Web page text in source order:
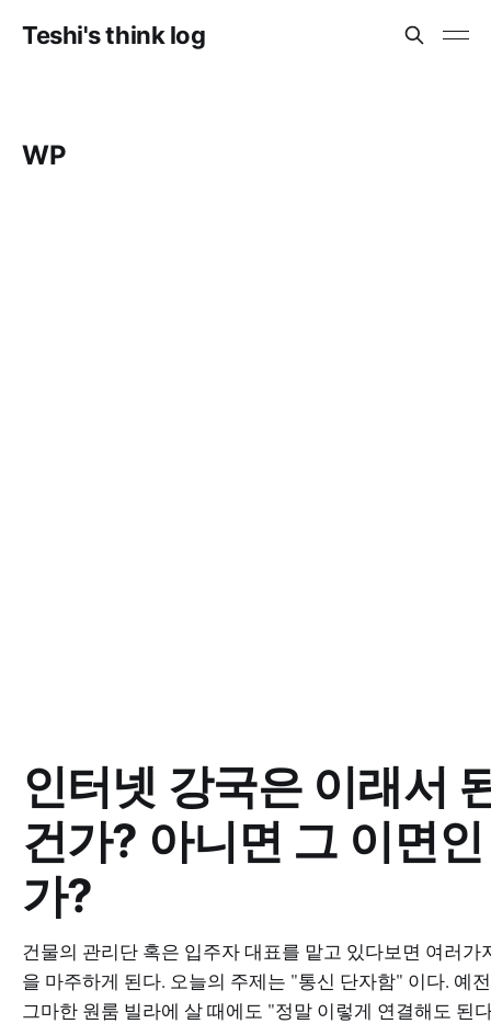
Teshi's think log
WP
인터넷 강국은 이래서
건가? 아니면 그 이면인
가?
건물의 관리단 혹은 입주자 대표를 맡고 있다보면 여러가
을 마주하게 된다. 오늘의 주제는 "통신 단자함" 이다. 예
그마한 원룸 빌라에 살 때에도 "정말 이렇게 연결해도 된